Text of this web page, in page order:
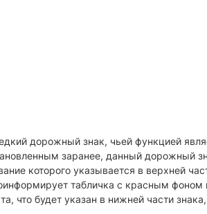
дорожный знак, чьей функцией
заранее, данный дорожный
которого указывается в верхней
табличка с красным фоном
что будет указан в нижней части